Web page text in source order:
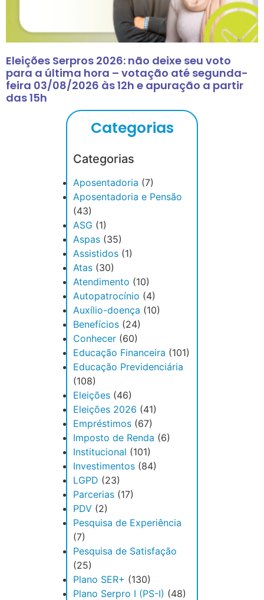
Eleições Serpros 2026: não deixe seu voto
para a última hora – votação até segunda-
feira 03/08/2026 às 12h e apuração a partir
das 15h
Categorias
Categorias
Aposentadoria (7)
Aposentadoria e Pensão
(43)
ASG (1)
Aspas (35)
Assistidos (1)
Atas (30)
Atendimento (10)
Autopatrocínio (4)
Auxílio-doença (10)
Benefícios (24)
Conhecer (60)
Educação Financeira (101)
Educação Previdenciária
(108)
Eleições (46)
Eleições 2026 (41)
Empréstimos (67)
Imposto de Renda (6)
Institucional (101)
Investimentos (84)
LGPD (23)
Parcerias (17)
PDV (2)
Pesquisa de Experiência
(7)
Pesquisa de Satisfação
(25)
Plano SER+ (130)
Plano Serpro I (PS-I) (48)